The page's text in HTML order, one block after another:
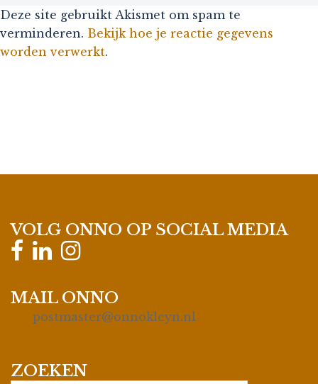
Deze site gebruikt Akismet om spam te
verminderen. Bekijk hoe je reactie gegevens
worden verwerkt.
VOLG ONNO OP SOCIAL MEDIA
MAIL ONNO
postmaster@onnokleyn.nl
ZOEKEN